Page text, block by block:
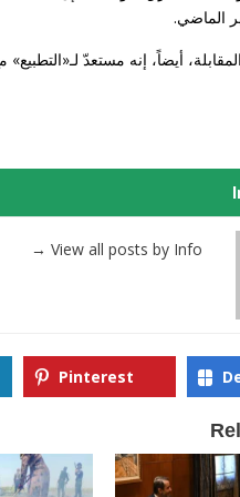
الماضي.
أيضاً، إنه مستعدّ
View all posts by Info
→
Pinterest